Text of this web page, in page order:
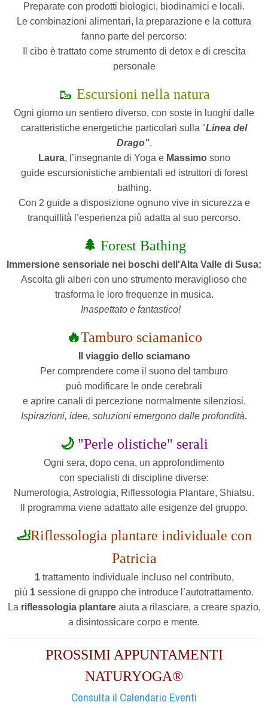
Preparate con prodotti biologici, biodinamici e locali.
Le combinazioni alimentari, la preparazione e la cottura
fanno parte del percorso:
Il cibo è trattato come strumento di detox e di crescita
personale
🥾 Escursioni nella natura
Ogni giorno un sentiero diverso, con soste in luoghi dalle
caratteristiche energetiche particolari sulla "Linea del
Drago".
Laura, l’insegnante di Yoga e Massimosono
guide escursionistiche ambientali ed istruttori di forest
bathing.
Con 2 guide a disposizione ognuno vive in sicurezza e
tranquillità l’esperienza più adatta al suo percorso.
🌲 Forest Bathing
Immersione sensoriale nei boschi dell'Alta Valle di Susa:
Ascolta gli alberi con uno strumento meraviglioso che
trasforma le loro frequenze in musica.
Inaspettato e fantastico!
🔥Tamburo sciamanico
Il viaggio dello sciamano
Per comprendere come il suono del tamburo
può modificare le onde cerebrali
e aprire canali di percezione normalmente silenziosi.
Ispirazioni, idee, soluzioni emergono dalle profondità.
🌙 "Perle olistiche" serali
Ogni sera, dopo cena, un approfondimento
con specialisti di discipline diverse:
Numerologia, Astrologia, Riflessologia Plantare, Shiatsu.
Il programma viene adattato alle esigenze del gruppo.
🦶Riflessologia plantare individuale con
Patricia
1trattamento individuale incluso nel contributo,
più 1 sessione di gruppo che introduce l’autotrattamento.
La riflessologia plantareaiuta a rilasciare, a creare spazio,
a disintossicare corpo e mente.
PROSSIMI APPUNTAMENTI
NATURYOGA®
Consulta il Calendario Eventi